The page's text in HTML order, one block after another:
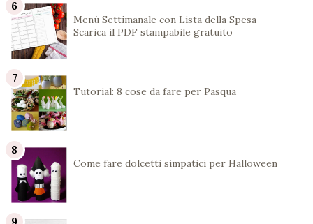
Menù Settimanale con Lista della Spesa –
Scarica il PDF stampabile gratuito
Tutorial: 8 cose da fare per Pasqua
Come fare dolcetti simpatici per Halloween